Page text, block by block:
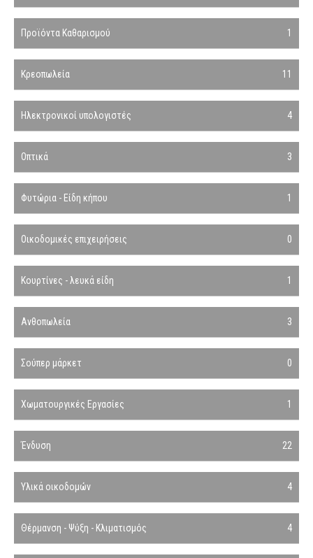
Προϊόντα Καθαρισμού 1
Κρεοπωλεία 11
Ηλεκτρονικοί υπολογιστές 4
Οπτικά 3
Φυτώρια - Είδη κήπου 1
Οικοδομικές επιχειρήσεις 0
Κουρτίνες - λευκά είδη 1
Ανθοπωλεία 3
Σούπερ μάρκετ 0
Χωματουργικές Εργασίες 1
Ένδυση 22
Υλικά οικοδομών 4
Θέρμανση - Ψύξη - Κλιματισμός 4